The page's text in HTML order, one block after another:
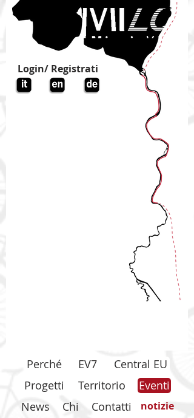
Login/ Registrati
Perché EV7
Central EU
Progetti
Territorio
Eventi
News
Chi Contatti notizie